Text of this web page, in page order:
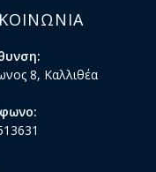
8, Καλλιθέα